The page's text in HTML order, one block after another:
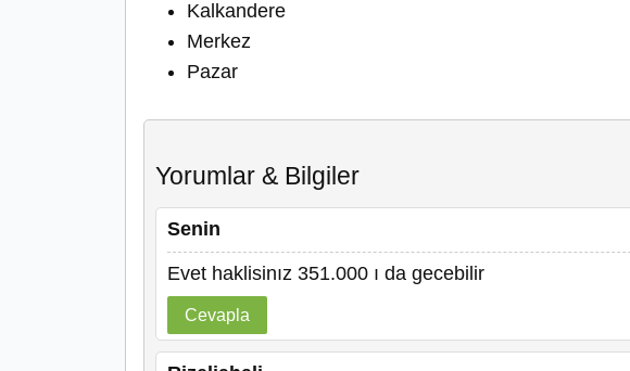
Kalkandere
Merkez
Pazar
Yorumlar & Bilgiler
Senin
Evet haklisinız 351.000 ı da gecebilir
Cevapla